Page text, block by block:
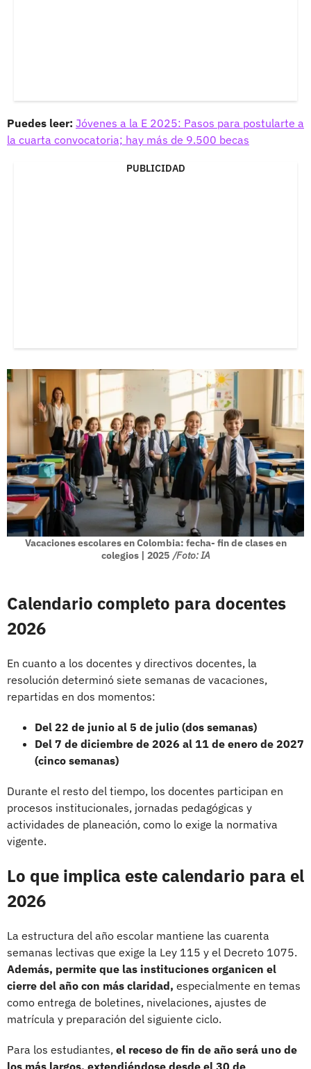
Puedes leer: Jóvenes a la E 2025: Pasos para postularte a
la cuarta convocatoria; hay más de 9.500 becas
PUBLICIDAD
Vacaciones escolares en Colombia: fecha- fin de clases en
colegios | 2025 /Foto: IA
Calendario completo para docentes
2026
En cuanto a los docentes y directivos docentes, la
resolución determinó siete semanas de vacaciones,
repartidas en dos momentos:
Del 22 de junio al 5 de julio (dos semanas)
Del 7 de diciembre de 2026 al 11 de enero de 2027
(cinco semanas)
Durante el resto del tiempo, los docentes participan en
procesos institucionales, jornadas pedagógicas y
actividades de planeación, como lo exige la normativa
vigente.
Lo que implica este calendario para el
2026
La estructura del año escolar mantiene las cuarenta
semanas lectivas que exige la Ley 115 y el Decreto 1075.
Además, permite que las instituciones organicen el
cierre del año con más claridad, especialmente en temas
como entrega de boletines, nivelaciones, ajustes de
matrícula y preparación del siguiente ciclo.
Para los estudiantes, el receso de fin de año será uno de
los más largos, extendiéndose desde el 30 de